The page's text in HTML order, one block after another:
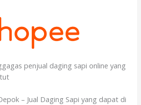
penjual daging sapi online yang
– Jual Daging Sapi yang dapat di